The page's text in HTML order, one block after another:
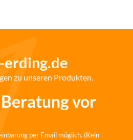
zu unseren Produkten.
vor
per Email möglich. (Kein